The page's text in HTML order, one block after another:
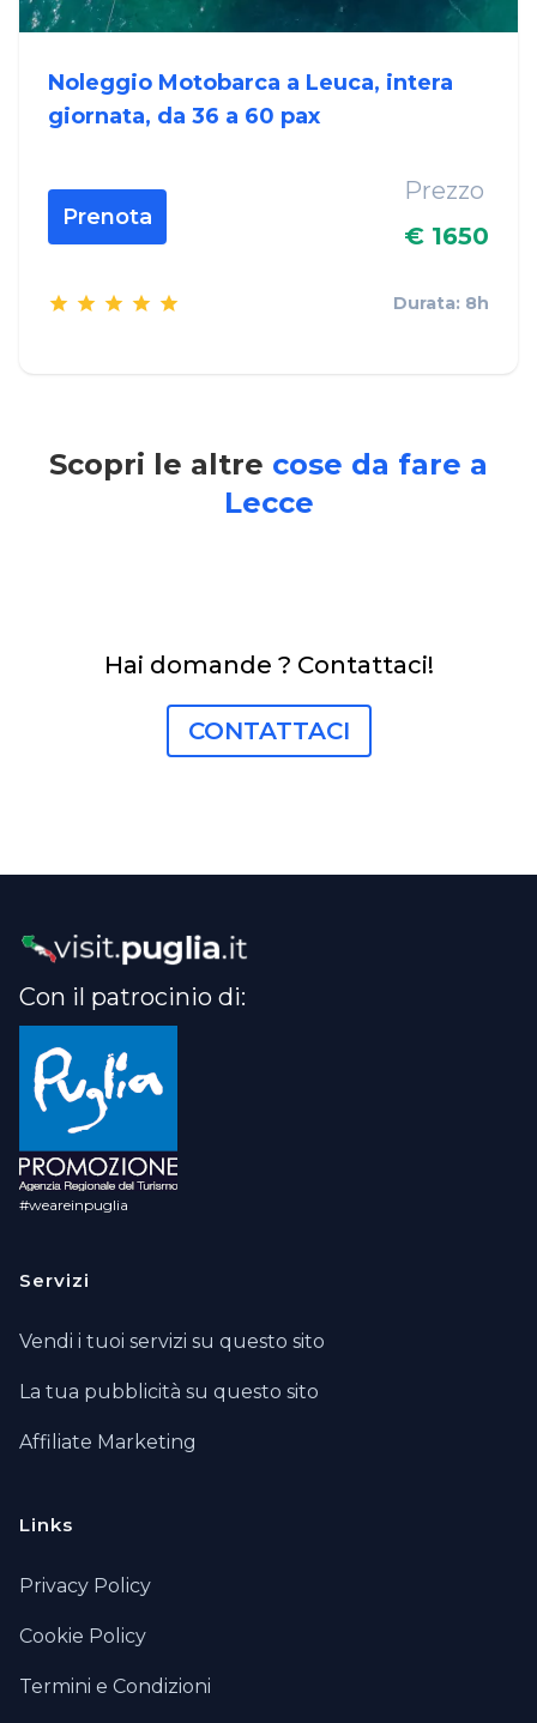
Noleggio Motobarca a Leuca, intera
giornata, da 36 a 60 pax
Prenota
Prezzo
€ 1650
Durata: 8h
Scopri le altre cose da fare a
Lecce
Hai domande ? Contattaci!
CONTATTACI
Con il patrocinio di:
#weareinpuglia
Servizi
Vendi i tuoi servizi su questo sito
La tua pubblicità su questo sito
Affiliate Marketing
Links
Privacy Policy
Cookie Policy
Termini e Condizioni